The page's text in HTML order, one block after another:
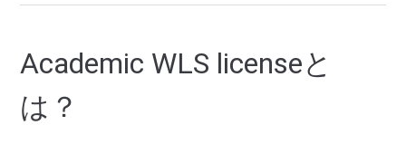
Academic WLS licenseと
は？